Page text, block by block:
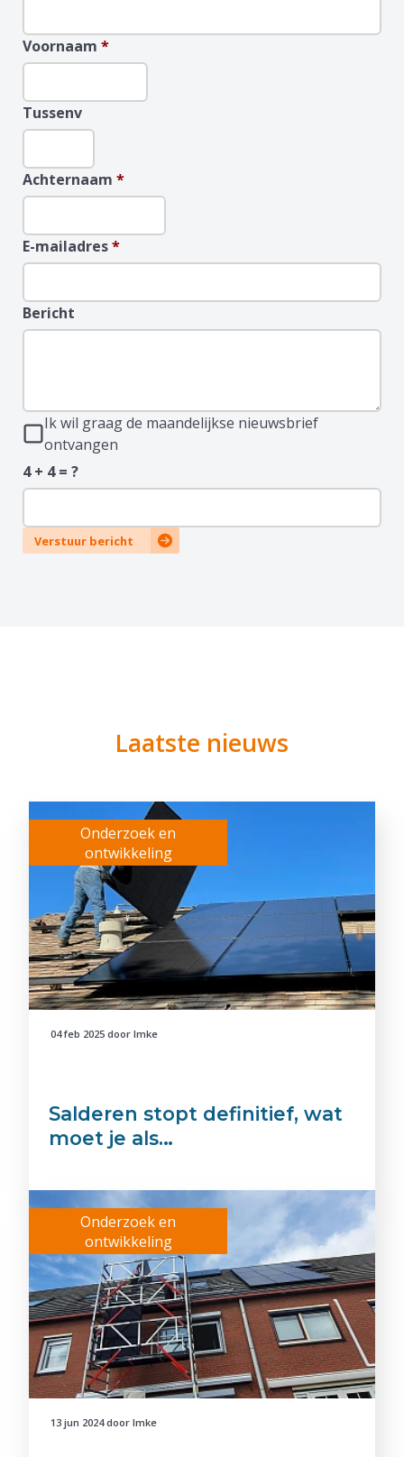
Voornaam *
Tussenv
Achternaam *
E-mailadres*
Bericht
Ik wil graag de maandelijkse nieuwsbrief
ontvangen
4 + 4 = ?
Verstuur bericht
Laatste nieuws
Onderzoek en
ontwikkeling
04 feb 2025 door Imke
Salderen stopt definitief, wat
moet je als…
Onderzoek en
ontwikkeling
13 jun 2024door Imke